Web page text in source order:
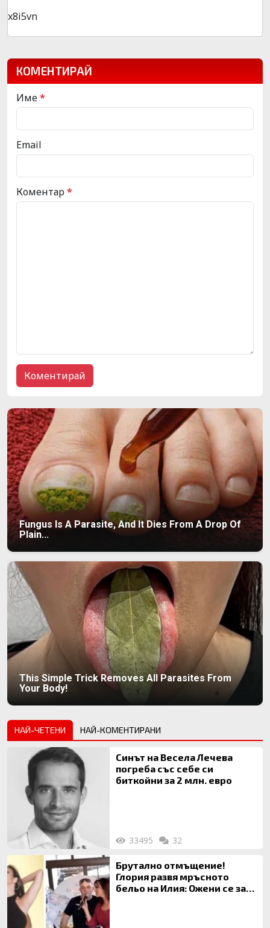
x8i5vn
КОМЕНТИРАЙ
Име*
Email
Коментар*
Fungus Is A Parasite, And It Dies From A Drop Of
Plain...
This Simple Trick Removes All Parasites From
Your Body!
НАЙ-ЧЕТЕНИ НАЙ-КОМЕНТИРАНИ
Синът на Весела Лечева
погреба със себе си
биткойни за 2 млн. евро
33495 32
Брутално отмъщение!
Глория развя мръсното
бельо на Илия: Ожени се за